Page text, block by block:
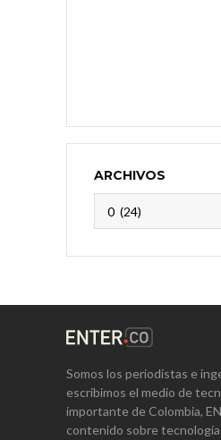
ARCHIVOS
Somos los periodistas e
escribimos el medio de
importante de Colombia,
contenido sobre